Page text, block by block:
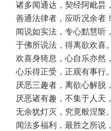
诸多闻通达，契经阿毗昙，
善通法律者，应听况余者！
闻说如实法，专心黠慧听，
于佛所说法，得离欲欢喜。
欢喜身猗息，心自乐亦然，
心乐得正受，正观有事行。
厌恶三趣者，离欲心解脱，
厌恶诸有趣，不集于人天，
无余犹灯灭，究竟般涅槃。
闻法多福利，最胜之所说，